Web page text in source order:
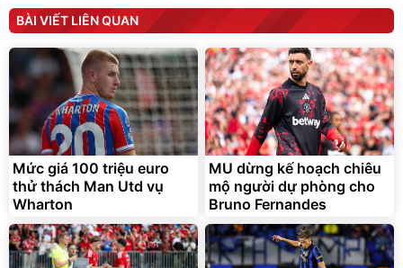
tức thì Vaseline Body
190.000đ
138.330đ
Discount
D2-001 - Thông Minh
3.000.000
2.200.000đ
Flash Sale
Unmute
Vali Bamozo Khung Nhôm
9066 Size 20/24/28 Cao
Cấp
1.000.000 đ
825.000đ
Flash Sale
BÀI VIẾT LIÊN QUAN
Mức giá 100 triệu euro
thử thách Man Utd vụ
Wharton
MU dừng kế hoạch chiêu
mộ người dự phòng cho
Bruno Fernandes